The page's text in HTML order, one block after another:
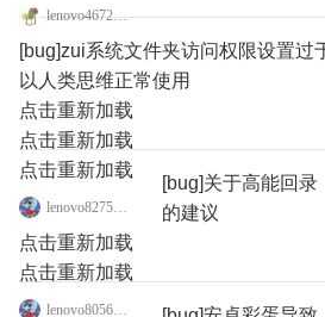
lenovo46725866
[bug]zui系统文件夹访问权限设置过
以人类思维正常使用
点击重新加载
点击重新加载
点击重新加载
lenovo82755714
[bug]关于高能回录
的建议
点击重新加载
点击重新加载
lenovo80566536